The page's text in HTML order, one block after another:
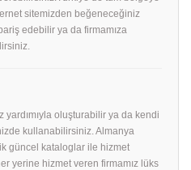
sitemizden beğeneceğiniz
edebilir ya da firmamıza
oluşturabilir ya da kendi
kullanabilirsiniz. Almanya
güncel kataloglar ile hizmet
yerine hizmet veren firmamız lüks